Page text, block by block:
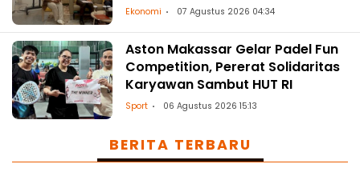
Ekonomi 07 Agustus 2026 04:34
Aston Makassar Gelar Padel Fun
Competition, Pererat Solidaritas
Karyawan Sambut HUT RI
Sport 06 Agustus 2026 15:13
BERITA TERBARU